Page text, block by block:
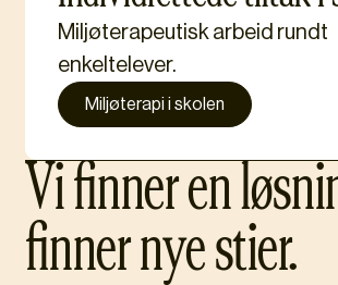
Miljøterapeutisk arbeid rundt
enkeltelever.
Miljøterapi i skolen
Vi finner en
finner nye stier.